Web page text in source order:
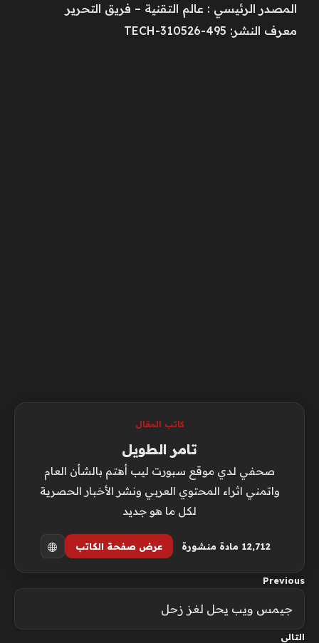
المصدر الرئيسي : عالم التقنية – فريق التحرير
معرف النشر: TECH-310526-495
كاتب المقال
تامر الطويل
صحفي لدي موقع سبورت ليب أهتم بالشأن العام
واتمني اثراء المحتوي العربي ونشر الأخبار الحصرية
لكل ما هو جديد
12٬712 مادة منشورة عرض صفحة الكاتب
Previous
جيمس ويب يحل لغز زحل
التالي